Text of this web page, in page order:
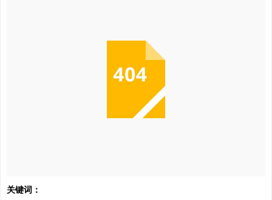
关键词：